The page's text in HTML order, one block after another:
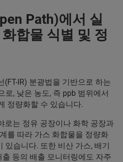
Path)에서 실
합물 식별 및 정
(FT-IR) 분광법을 기반으로 하는
로, 낮은 농도, 즉 ppb 범위에서
정량화할 수 있습니다.
로는 정유 공장이나 화학 공장과
를 따라 가스 화합물을 정량화
있습니다. 또한 비산 가스, 배기
등의 배출 모니터링에도 자주